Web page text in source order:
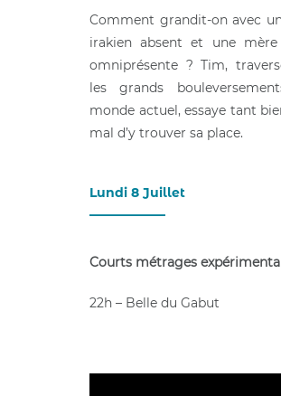
Comment grandit-on avec
irakien absent et une
omniprésente ? Tim,
les grands
monde actuel, essaye tant
mal d’y trouver sa place.
Lundi 8 Juillet
Courts métrages
22h – Belle du Gabut